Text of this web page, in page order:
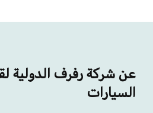
عن شركة رفرف الدولية
السيارات